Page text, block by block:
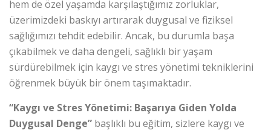
hem de özel yaşamda karşılaştığımız zorluklar,
üzerimizdeki baskıyı artırarak duygusal ve fiziksel
sağlığımızı tehdit edebilir. Ancak, bu durumla başa
çıkabilmek ve daha dengeli, sağlıklı bir yaşam
sürdürebilmek için kaygı ve stres yönetimi tekniklerini
öğrenmek büyük bir önem taşımaktadır.
“Kaygı ve Stres Yönetimi: Başarıya Giden Yolda
Duygusal Denge” başlıklı bu eğitim, sizlere kaygı ve